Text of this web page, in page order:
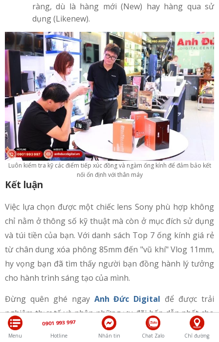
ràng, dù là hàng mới (New) hay hàng qua sử
dụng (Likenew).
Luôn kiểm tra kỹ các điểm tiếp xúc đồng và ngàm ống kính để đảm bảo kết
nối ổn định với thân máy
Kết luận
Việc lựa chọn được một chiếc lens Sony phù hợp không
chỉ nằm ở thông số kỹ thuật mà còn ở mục đích sử dụng
và túi tiền của bạn. Với danh sách Top 7 ống kính giá rẻ
từ chân dung xóa phông 85mm đến "vũ khí" Vlog 11mm,
hy vọng bạn đã tìm thấy người bạn đồng hành lý tưởng
cho hành trình sáng tạo của mình.
Đừng quên ghé ngay Anh Đức Digital để được trải
nghiệm thực tế và nhận những ưu đãi hấp dẫn nhất cho
dòng máy ảnh Sony Alpha và các phụ kiện đi kèm.
Menu
0901 993 997
Hotline Nhắn tin Chat Zalo Chỉ đường